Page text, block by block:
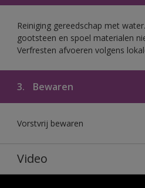
Reiniging gereedschap met
gootsteen en spoel materialen
Verfresten afvoeren volgens
3. Bewaren
Vorstvrij bewaren
Video